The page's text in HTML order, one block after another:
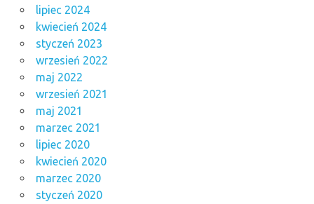
lipiec 2024
kwiecień 2024
styczeń 2023
wrzesień 2022
maj 2022
wrzesień 2021
maj 2021
marzec 2021
lipiec 2020
kwiecień 2020
marzec 2020
styczeń 2020